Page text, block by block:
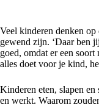
Veel kinderen denken
gewend zijn. ‘Daar ben
goed, omdat er een
alles doet voor je kind,
Kinderen eten, slapen
en werkt. Waarom